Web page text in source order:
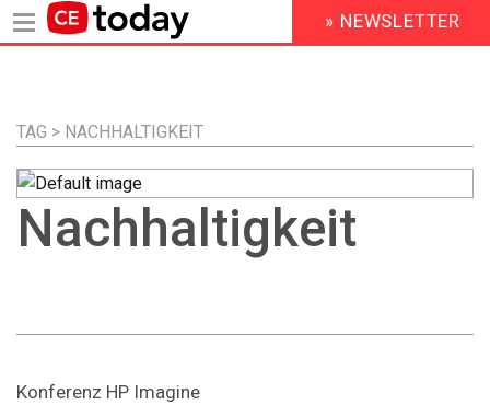
Inhalt
HEADER
MENU
» NEWSLETTER
TAG > NACHHALTIGKEIT
Nachhaltigkeit
Konferenz HP Imagine